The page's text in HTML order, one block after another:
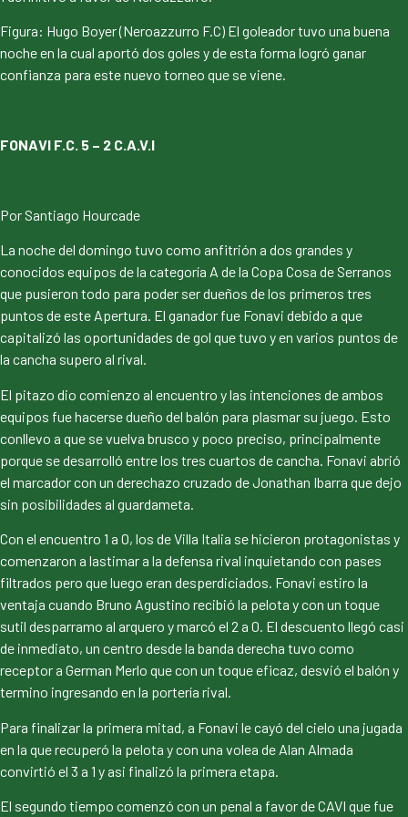
Figura: Hugo Boyer (Neroazzurro F.C) El goleador tuvo una buena
noche en la cual aportó dos goles y de esta forma logró ganar
confianza para este nuevo torneo que se viene.
FONAVI F.C. 5 – 2 C.A.V.I
Por Santiago Hourcade
La noche del domingo tuvo como anfitrión a dos grandes y
conocidos equipos de la categoría A de la Copa Cosa de Serranos
que pusieron todo para poder ser dueños de los primeros tres
puntos de este Apertura. El ganador fue Fonavi debido a que
capitalizó las oportunidades de gol que tuvo y en varios puntos de
la cancha supero al rival.
El pitazo dio comienzo al encuentro y las intenciones de ambos
equipos fue hacerse dueño del balón para plasmar su juego. Esto
conllevo a que se vuelva brusco y poco preciso, principalmente
porque se desarrolló entre los tres cuartos de cancha. Fonavi abrió
el marcador con un derechazo cruzado de Jonathan Ibarra que dejo
sin posibilidades al guardameta.
Con el encuentro 1 a 0, los de Villa Italia se hicieron protagonistas y
comenzaron a lastimar a la defensa rival inquietando con pases
filtrados pero que luego eran desperdiciados. Fonavi estiro la
ventaja cuando Bruno Agustino recibió la pelota y con un toque
sutil desparramo al arquero y marcó el 2 a 0. El descuento llegó casi
de inmediato, un centro desde la banda derecha tuvo como
receptor a German Merlo que con un toque eficaz, desvió el balón y
termino ingresando en la portería rival.
Para finalizar la primera mitad, a Fonavi le cayó del cielo una jugada
en la que recuperó la pelota y con una volea de Alan Almada
convirtió el 3 a 1 y asi finalizó la primera etapa.
El segundo tiempo comenzó con un penal a favor de CAVI que fue